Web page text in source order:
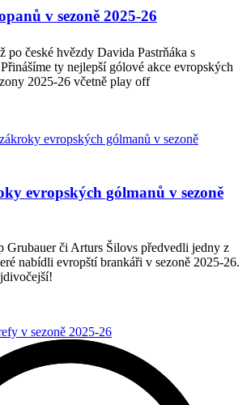
v sezoně 2025-26
po české hvězdy Davida Pastrňáka s
ty nejlepší gólové akce evropských
2025-26 včetně play off
evropských gólmanů v sezoně
Grubauer či Arturs Šilovs předvedli jedny z
nabídli evropští brankáři v sezoně 2025-26.